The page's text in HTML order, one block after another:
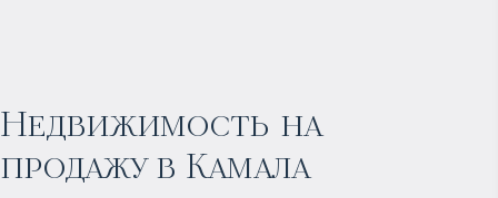
Недвижимость на
продажу в Камала
Прогнозируемый доход:
3% годовых